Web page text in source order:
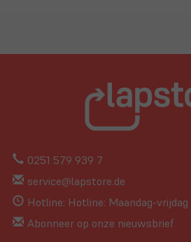
0251 579 939 7
service@lapstore.de
Hotline: Hotline: Maandag-vrijdag
Abonneer op onze nieuwsbrief